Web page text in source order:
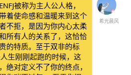
希光晨风
被称为主人公人格，
着使命感和温暖来到这个
不拒，是因为你内心太柔
所有人的关系了，这恰恰
的特质。至于双非的标
生刚刚起跑的时候，这
绝对定义不了你的终点，